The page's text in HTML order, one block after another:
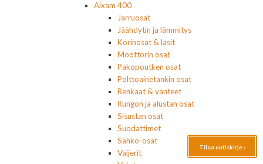
Aixam 400
Jarruosat
Jäähdytin ja lämmitys
Korinosat & lasit
Moottorin osat
Pakopoutken osat
Polttoainetankin osat
Renkaat & vanteet
Rungon ja alustan osat
Sisustan osat
Suodattimet
Sähkö-osat
Vaijerit
Tilaa uutiskirje ›